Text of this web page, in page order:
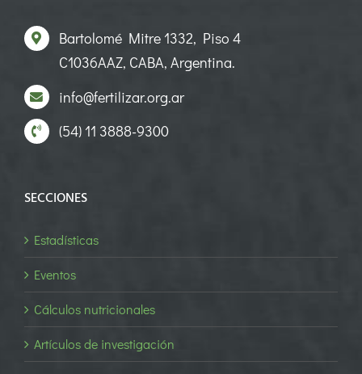
Bartolomé Mitre 1332, Piso 4
C1036AAZ, CABA, Argentina.
info@fertilizar.org.ar
(54) 11 3888-9300
SECCIONES
Estadísticas
Eventos
Cálculos nutricionales
Artículos de investigación